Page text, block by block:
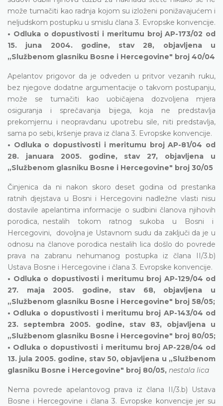
može tumačiti kao radnja kojom su izloženi ponižavajućem i
neljudskom postupku u smislu člana 3. Evropske konvencije.
• Odluka o dopustivosti i meritumu broj AP-173/02 od
15. juna 2004. godine, stav 28, objavljena u
„Službenom glasniku Bosne i Hercegovine" broj 40/04
Apelantov prigovor da je odveden u pritvor vezanih ruku,
bez njegove dodatne argumentacije o takvom postupanju,
može se tumačiti kao uobičajena dozvoljena mjera
osiguranja i sprečavanja bijega, koja ne predstavlja
prekomjernu i neopravdanu upotrebu sile, niti predstavlja,
sama po sebi, kršenje prava iz člana 3. Evropske konvencije.
• Odluka o dopustivosti i meritumu broj AP-81/04 od
28. januara 2005. godine, stav 27, objavljena u
„Službenom glasniku Bosne i Hercegovine" broj 30/05
Činjenica da ni nakon skoro deset godina od prestanka
ratnih djejstava u Bosni i Hercegovini nadležne vlasti nisu
dostavile apelantima informacije o sudbini članova njihovih
porodica, nestalih tokom ratnog sukoba u Bosni i
Hercegovini, dovoljna je Ustavnom sudu da zaključi da je u
odnosu na članove porodica nestalih lica došlo do povrede
prava na zabranu nehumanog postupka iz člana II/3.b)
Ustava Bosne i Hercegovine i člana 3. Evropske konvencije.
• Odluka o dopustivosti i meritumu broj AP-129/04 od
27. maja 2005. godine, stav 68, objavljena u
„Službenom glasniku Bosne i Hercegovine" broj 58/05;
• Odluka o dopustivosti i meritumu broj AP-143/04 od
23. septembra 2005. godine, stav 83, objavljena u
„Službenom glasniku Bosne i Hercegovine" broj 80/05;
• Odluka o dopustivosti i meritumu broj AP-228/04 od
13. jula 2005. godine, stav 50, objavljena u „Službenom
glasniku Bosne i Hercegovine" broj 80/05, nestala lica
Nema povrede apelantovog prava iz člana II/3.b) Ustava
Bosne i Hercegovine i člana 3. Evropske konvencije jer su